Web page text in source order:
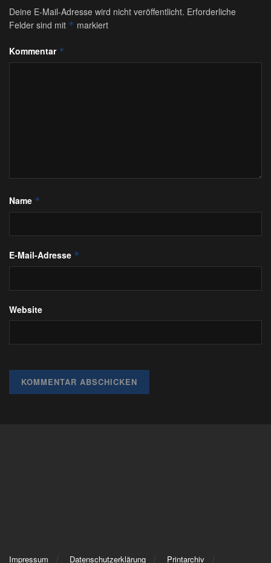
Deine E-Mail-Adresse wird nicht veröffentlicht. Erforderliche
Felder sind mit * markiert
Kommentar *
Name *
E-Mail-Adresse *
Website
Impressum Datenschutzerklärung Printarchiv